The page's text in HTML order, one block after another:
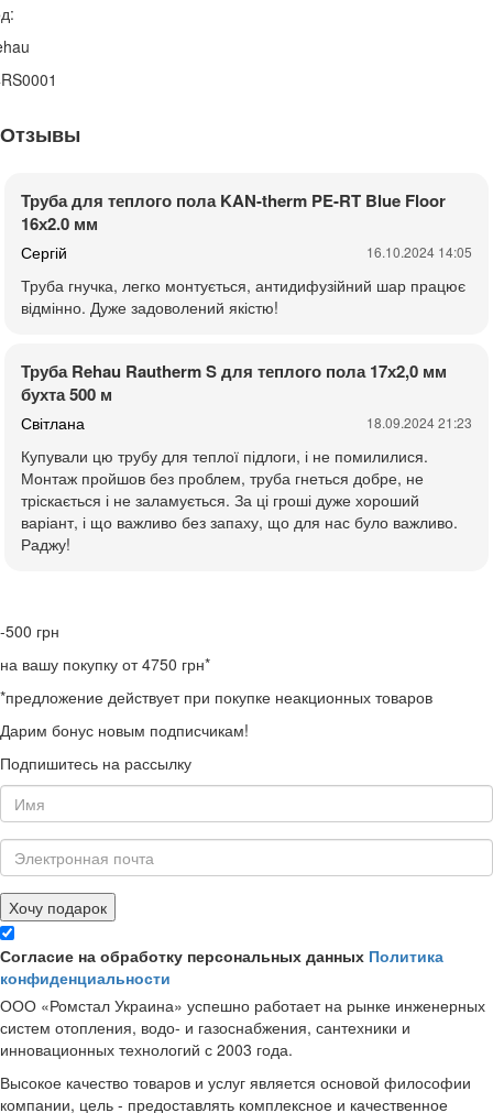
Отзывы
Труба для теплого пола KAN-therm PE-RT Blue Floor
16х2.0 мм
Сергій 16.10.2024 14:05
Труба гнучка, легко монтується, антидифузійний шар працює
відмінно. Дуже задоволений якістю!
Труба Rehau Rautherm S для теплого пола 17х2,0 мм
бухта 500 м
Світлана 18.09.2024 21:23
Купували цю трубу для теплої підлоги, і не помилилися.
Монтаж пройшов без проблем, труба гнеться добре, не
тріскається і не заламується. За ці гроші дуже хороший
варіант, і що важливо без запаху, що для нас було важливо.
Раджу!
-500 грн
на вашу покупку от 4750 грн*
*предложение действует при покупке неакционных товаров
Дарим бонус новым подписчикам!
Подпишитесь на рассылку
Хочу подарок
Согласие на обработку персональных данных Политика
конфиденциальности
ООО «Ромстал Украина» успешно работает на рынке инженерных
систем отопления, водо- и газоснабжения, сантехники и
инновационных технологий с 2003 года.
Высокое качество товаров и услуг является основой философии
компании, цель - предоставлять комплексное и качественное